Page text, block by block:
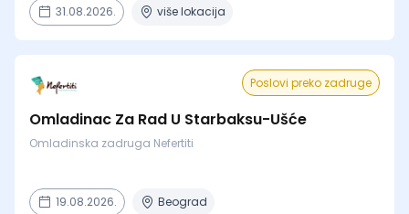
31.08.2026. više lokacija
Poslovi preko zadruge
Omladinac Za Rad U Starbaksu-Ušće
Omladinska zadruga Nefertiti
19.08.2026. Beograd